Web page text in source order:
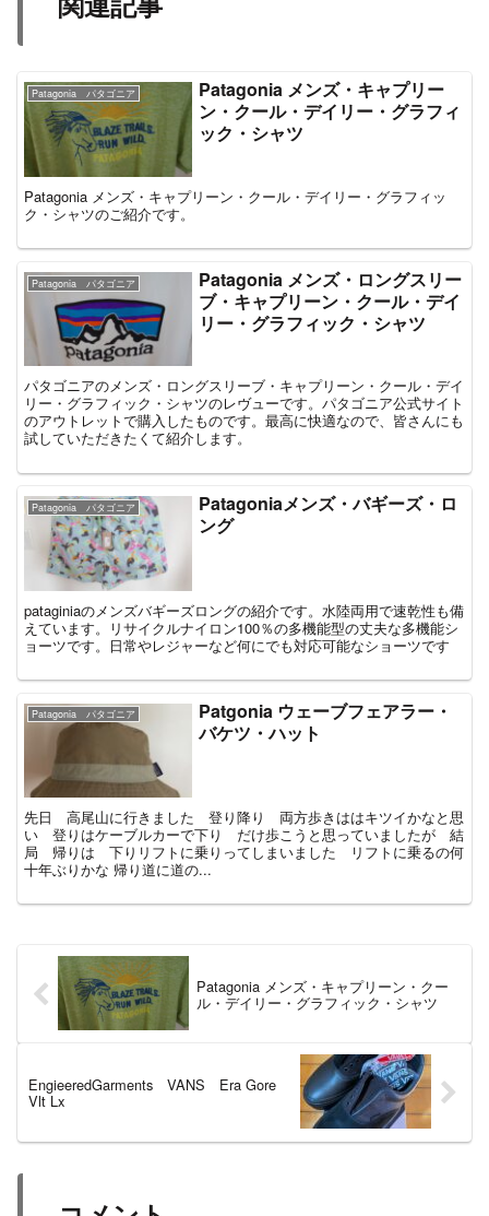
Patagonia パタゴニア
Patagonia メンズ・キャプリー
ン・クール・デイリー・グラフィ
ック・シャツ
Patagonia メンズ・キャプリーン・クール・デイリー・グラフィッ
ク・シャツのご紹介です。
Patagonia パタゴニア
Patagonia メンズ・ロングスリー
ブ・キャプリーン・クール・デイ
リー・グラフィック・シャツ
パタゴニアのメンズ・ロングスリーブ・キャプリーン・クール・デイ
リー・グラフィック・シャツのレヴューです。パタゴニア公式サイト
のアウトレットで購入したものです。最高に快適なので、皆さんにも
試していただきたくて紹介します。
Patagonia パタゴニア
Patagoniaメンズ・バギーズ・ロ
ング
pataginiaのメンズバギーズロングの紹介です。水陸両用で速乾性も備
えています。リサイクルナイロン100％の多機能型の丈夫な多機能シ
ョーツです。日常やレジャーなど何にでも対応可能なショーツです
Patagonia パタゴニア
Patgonia ウェーブフェアラー・
バケツ・ハット
先日 高尾山に行きました 登り降り 両方歩きははキツイかなと思
い 登りはケーブルカーで下り だけ歩こうと思っていましたが 結
局 帰りは 下りリフトに乗りってしまいました リフトに乗るの何
十年ぶりかな 帰り道に道の...
Patagonia メンズ・キャプリーン・クー
ル・デイリー・グラフィック・シャツ
EngieeredGarments VANS Era Gore
Vlt Lx